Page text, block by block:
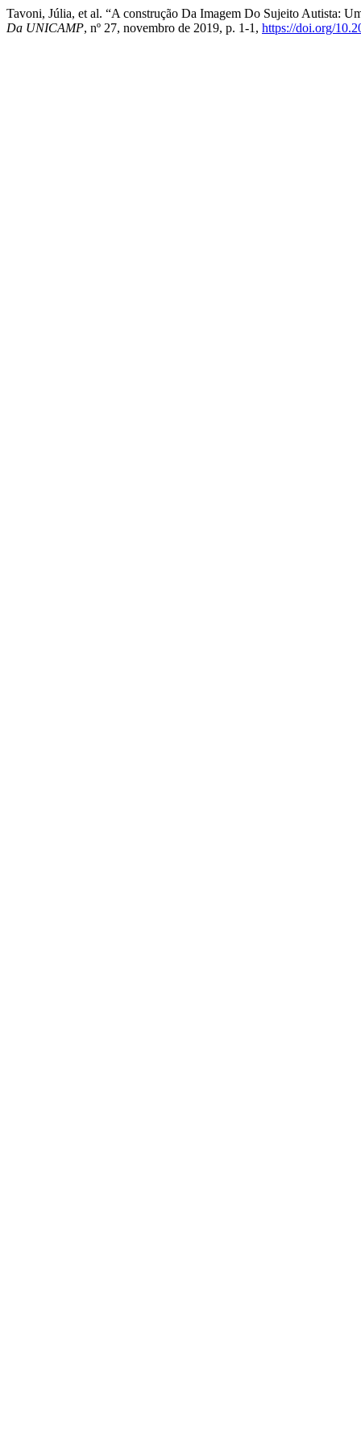
Tavoni, Júlia, et al. “A construção Da Imagem Do Sujeito Autista:
Da UNICAMP, nº 27, novembro de 2019, p. 1-1, https://doi.org/